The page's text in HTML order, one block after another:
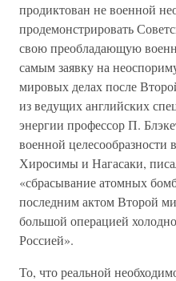
продиктован не военной
продемонстрировать
свою преобладающую
самым заявку на
мировых делах после
из ведущих английских
энергии профессор П.
военной целесообразности
Хиросимы и Нагасаки,
«сбрасывание атомных
последним актом Второй
большой операцией
Россией».
То, что реальной